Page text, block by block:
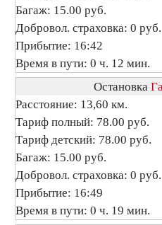
Багаж: 15.00 руб.
Добровол. страховка: 0 руб.
Прибытие: 16:42
Время в пути: 0 ч. 12 мин.
Остановка
Расстояние: 13,60 км.
Тариф полный: 78.00 руб.
Тариф детский: 78.00 руб.
Багаж: 15.00 руб.
Добровол. страховка: 0 руб.
Прибытие: 16:49
Время в пути: 0 ч. 19 мин.